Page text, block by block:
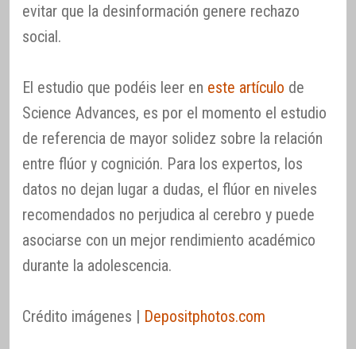
evitar que la desinformación genere rechazo
social.
El estudio que podéis leer en este artículo de
Science Advances, es por el momento el estudio
de referencia de mayor solidez sobre la relación
entre flúor y cognición. Para los expertos, los
datos no dejan lugar a dudas, el flúor en niveles
recomendados no perjudica al cerebro y puede
asociarse con un mejor rendimiento académico
durante la adolescencia.
Crédito imágenes | Depositphotos.com